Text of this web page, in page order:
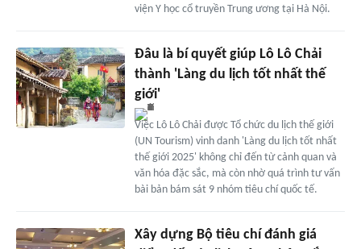
viện Y học cổ truyền Trung ương tại Hà Nội.
Đâu là bí quyết giúp Lô Lô Chải
thành 'Làng du lịch tốt nhất thế
giới'
Việc Lô Lô Chải được Tổ chức du lịch thế giới
(UN Tourism) vinh danh 'Làng du lịch tốt nhất
thế giới 2025' không chỉ đến từ cảnh quan và
văn hóa đặc sắc, mà còn nhờ quá trình tư vấn
bài bản bám sát 9 nhóm tiêu chí quốc tế.
Xây dựng Bộ tiêu chí đánh giá